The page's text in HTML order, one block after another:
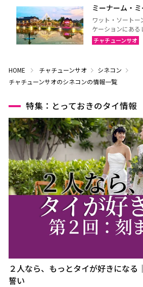
ミーナーム・
ワット・ソート
ケーションにある
チャチューンサオ
HOME チャチューンサオ
シネコン
チャチューンサオのシネコンの情報一覧
特集：とっておきのタイ情報
２人なら、もっとタイが好きになる
誓い